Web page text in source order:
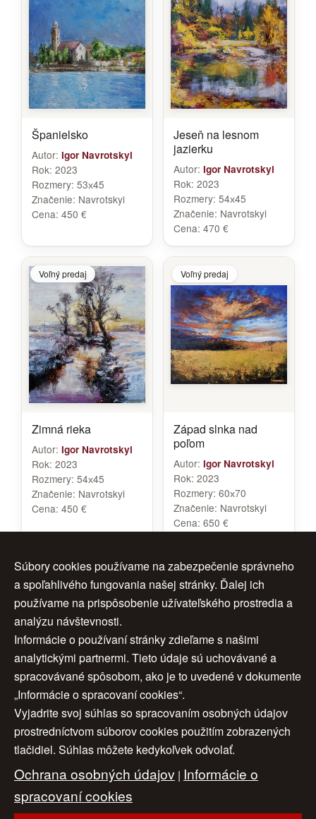
Španielsko
Autor: Igor Navrotskyi
Rok: 2023
Rozmery: 53х45
Značenie: Navrotskyi
Cena: 450 €
Jeseň na lesnom
jazierku
Autor: Igor Navrotskyi
Rok: 2023
Rozmery: 54х45
Značenie: Navrotskyi
Cena: 470 €
Voľný predaj
Zimná rieka
Autor: Igor Navrotskyi
Rok: 2023
Rozmery: 54х45
Značenie: Navrotskyi
Cena: 450 €
Voľný predaj
Západ slnka nad
poľom
Autor: Igor Navrotskyi
Rok: 2023
Rozmery: 60х70
Značenie: Navrotskyi
Cena: 650 €
<<
< späť
ďalej >
3 4 5
6
9
Úvod | O nás | Obchodné podmienky |
Ochrana osobných údajov | Cookies
Nastavenia cookies | Cenník | Aktuality | Kontakt
|
Súbory cookies používame na zabezpečenie správneho
a spoľahlivého fungovania našej stránky. Ďalej ich
používame na prispôsobenie užívateľského prostredia a
analýzu návštevnosti.
Informácie o používaní stránky zdieľame s našimi
analytickými partnermi. Tieto údaje sú uchovávané a
spracovávané spôsobom, ako je to uvedené v dokumente
„Informácie o spracovaní cookies“.
Vyjadrite svoj súhlas so spracovaním osobných údajov
prostredníctvom súborov cookies použitím zobrazených
tlačidiel. Súhlas môžete kedykoľvek odvolať.
Ochrana osobných údajov | Informácie o
spracovaní cookies